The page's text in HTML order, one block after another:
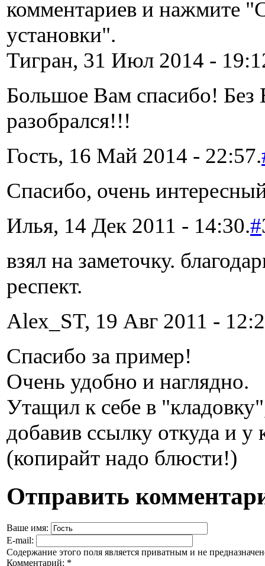
комментариев и нажмите
установки".
Тигран, 31 Июл 2014 -
Большое Вам спасибо! Без
разобрался!!!
Гость, 16 Май 2014 - 22:57.
Спасибо, очень
Илья, 14 Дек 2011 - 14:30.#
взял на заметочку.
респект.
Alex_ST, 19 Авг 2011 -
Спасибо за пример!
Очень удобно и наглядно.
Утащил к себе в
добавив ссылку откуда и у
(копирайт надо блюсти!)
Отправить
Ваше имя:
E-mail:
Содержание этого поля является приватным и не
Комментарий: *